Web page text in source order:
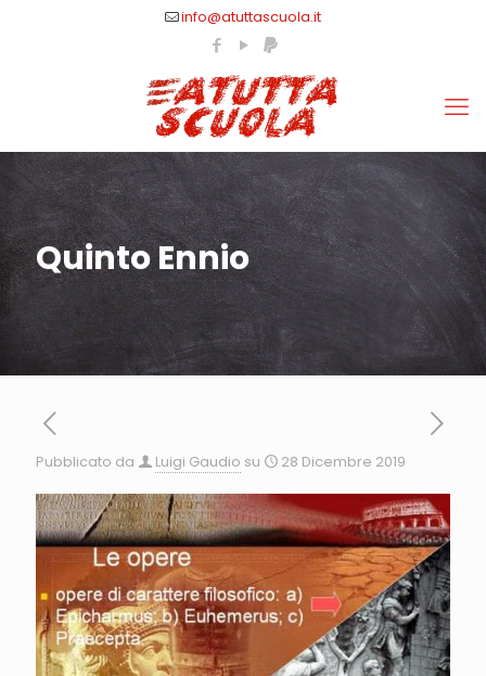
info@atuttascuola.it
Quinto Ennio
Pubblicato da Luigi Gaudio su 28 Dicembre 2019